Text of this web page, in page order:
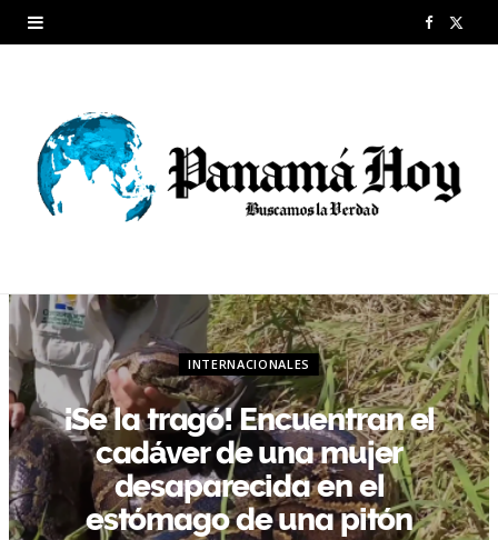
F
b
k e
r
)
INTERNACIONALES
¡Se la tragó! Encuentran el
cadáver de una mujer
desaparecida en el
estómago de una pitón